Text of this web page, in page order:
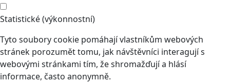
Statistické (výkonnostní)
Tyto soubory cookie pomáhají vlastníkům webových
stránek porozumět tomu, jak návštěvníci interagují s
webovými stránkami tím, že shromažďují a hlásí
informace, často anonymně.